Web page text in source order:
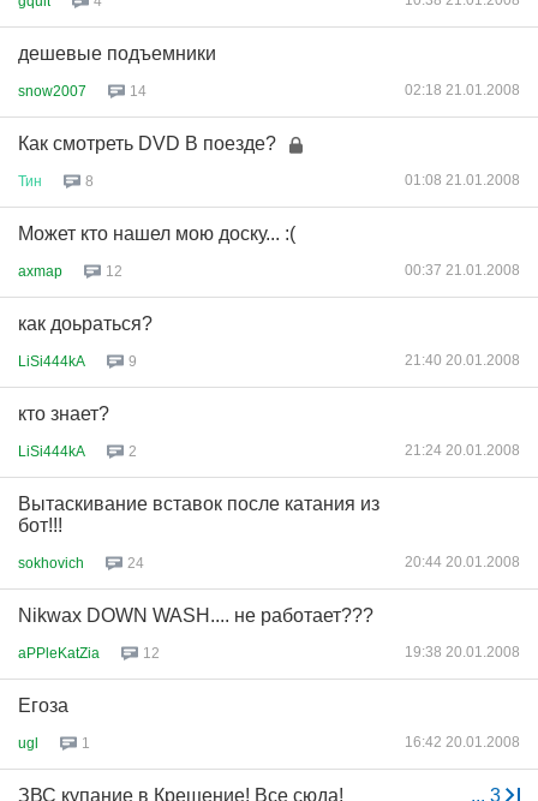
дешевые подъемники
snow2007 14 02:18 21.01.2008
Как смотреть DVD В поезде?
Тин 8 01:08 21.01.2008
Может кто нашел мою доску... :(
axmap 12 00:37 21.01.2008
как доьраться?
LiSi444kA 9 21:40 20.01.2008
кто знает?
LiSi444kA 2 21:24 20.01.2008
Вытаскивание вставок после катания из
бот!!!
sokhovich 24 20:44 20.01.2008
Nikwax DOWN WASH.... не работает???
aPPleKatZia 12 19:38 20.01.2008
Егоза
ugl 1 16:42 20.01.2008
... 3
ЗВС купание в Крещение! Все сюда!